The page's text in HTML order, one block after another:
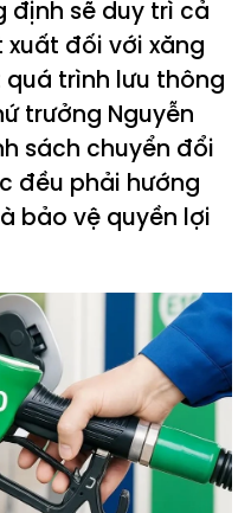
định sẽ duy trì cả
đối với xăng
quá trình lưu thông
trưởng Nguyễn
sách chuyển đổi
đều phải hướng
bảo vệ quyền lợi